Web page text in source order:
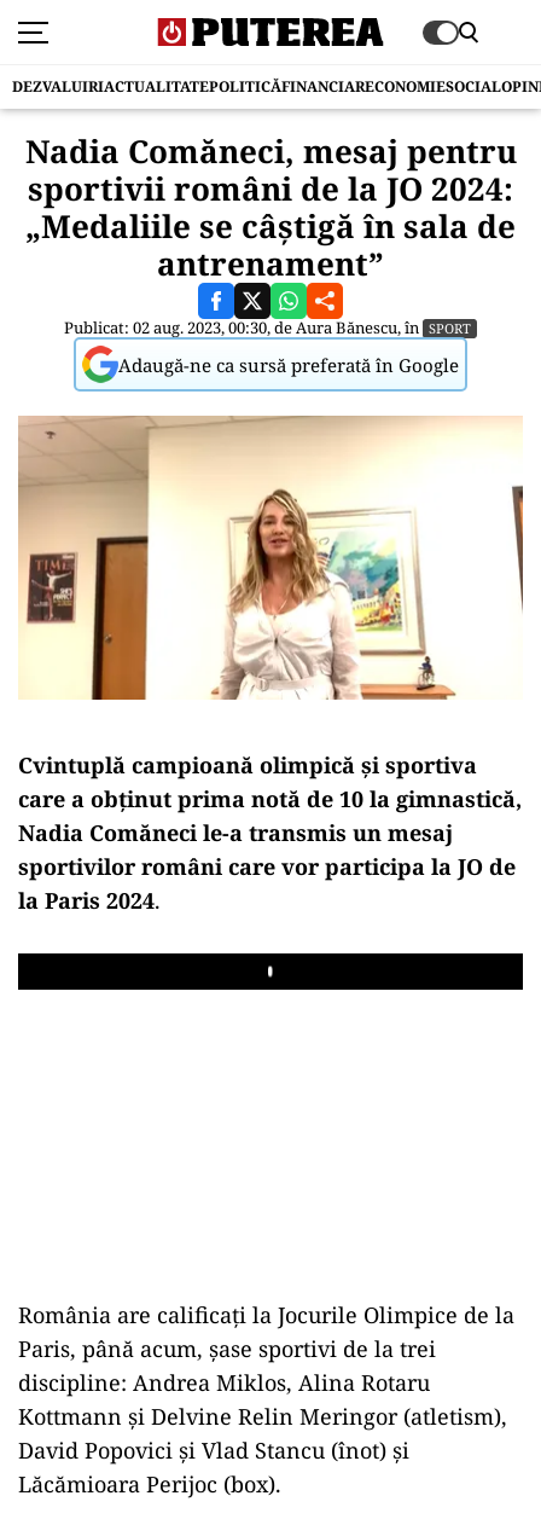
DEZVALUIRIACTUALITATEPOLITICĂFINANCIARECONOMIESOCIAL
Nadia Comăneci, mesaj pentru
sportivii români de la JO 2024:
„Medaliile se câştigă în sala de
antrenament”
Publicat: 02 aug. 2023, 00:30, deAura Bănescu, în SPORT
Adaugă-ne ca sursă preferată în Google
Cvintuplă campioană olimpică şi sportiva
care a obţinut prima notă de 10 la gimnastică,
Nadia Comăneci le-a transmis un mesaj
sportivilor români care vor participa la JO de
la Paris 2024.
Play
România are calificaţi la Jocurile Olimpice de la
Paris, până acum, șase sportivi de la trei
discipline: Andrea Miklos, Alina Rotaru
Kottmann şi Delvine Relin Meringor (atletism),
David Popovici şi Vlad Stancu (înot) şi
Lăcămioara Perijoc (box).